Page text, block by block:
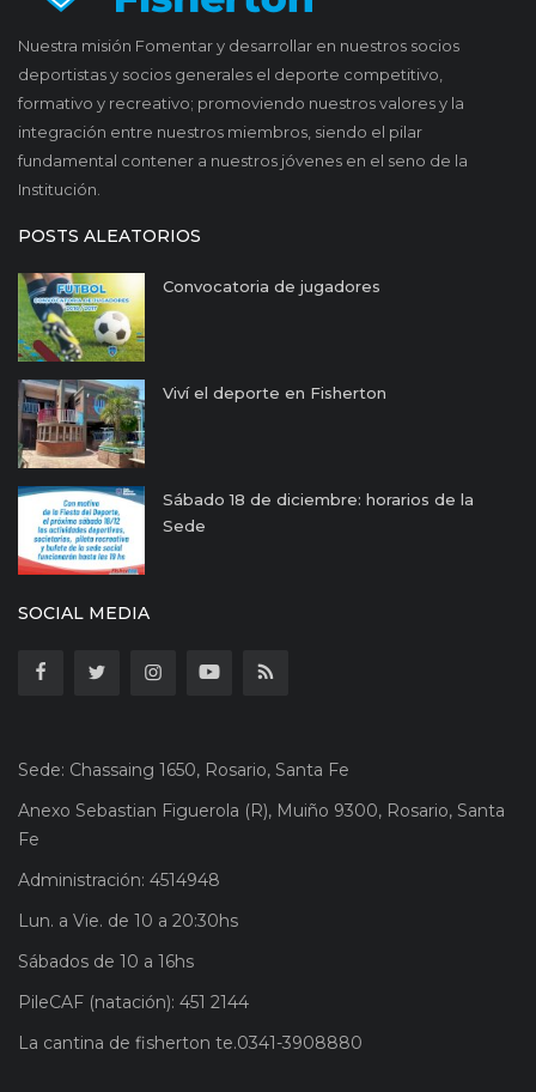
Nuestra misión Fomentar y desarrollar en nuestros socios
deportistas y socios generales el deporte competitivo,
formativo y recreativo; promoviendo nuestros valores y la
integración entre nuestros miembros, siendo el pilar
fundamental contener a nuestros jóvenes en el seno de la
Institución.
POSTS ALEATORIOS
Convocatoria de jugadores
Viví el deporte en Fisherton
Sábado 18 de diciembre: horarios de la
Sede
SOCIAL MEDIA
Sede: Chassaing 1650, Rosario, Santa Fe
Anexo Sebastian Figuerola (R), Muiño 9300, Rosario, Santa
Fe
Administración: 4514948
Lun. a Vie. de 10 a 20:30hs
Sábados de 10 a 16hs
PileCAF (natación): 451 2144
La cantina de fisherton te.0341-3908880